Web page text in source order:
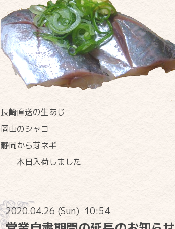
長崎直送の生あじ
岡山のシャコ
静岡から芽ネギ
本日入荷しました
2020.04.26 (Sun) 10:54